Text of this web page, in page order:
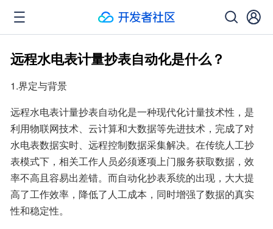
远程水电表计量抄表自动化是什么？
1.界定与背景
远程水电表计量抄表自动化是一种现代化计量技术性，是
利用物联网技术、云计算和大数据等先进技术，完成了对
水电表数据实时、远程控制数据采集解决。在传统人工抄
表模式下，相关工作人员必须逐项上门服务获取数据，效
率不高且容易出差错。而自动化抄表系统的出现，大大提
高了工作效率，降低了人工成本，同时增强了数据的真实
性和稳定性。